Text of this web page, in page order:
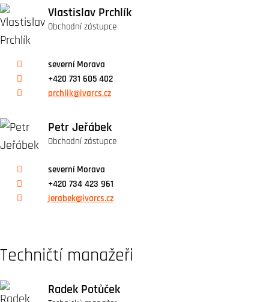
Vlastislav Prchlík
Obchodní zástupce
severní Morava
+420 731 605 402
prchlik@ivarcs.cz
Petr Jeřábek
Obchodní zástupce
severní Morava
+420 734 423 961
jerabek@ivarcs.cz
Techničtí manažeři
Radek Potůček